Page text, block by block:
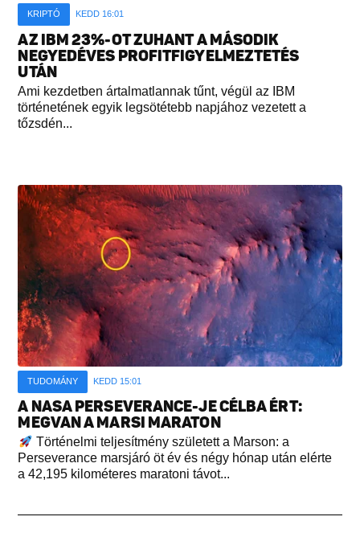
KRIPTÓ KEDD 16:01
AZ IBM 23%-OT ZUHANT A MÁSODIK
NEGYEDÉVES PROFITFIGYELMEZTETÉS
UTÁN
Ami kezdetben ártalmatlannak tűnt, végül az IBM
történetének egyik legsötétebb napjához vezetett a
tőzsdén...
TUDOMÁNY KEDD 15:01
A NASA PERSEVERANCE-JE CÉLBA ÉRT:
MEGVAN A MARSI MARATON
Történelmi teljesítmény született a Marson: a
Perseverance marsjáró öt év és négy hónap után elérte
a 42,195 kilométeres maratoni távot...